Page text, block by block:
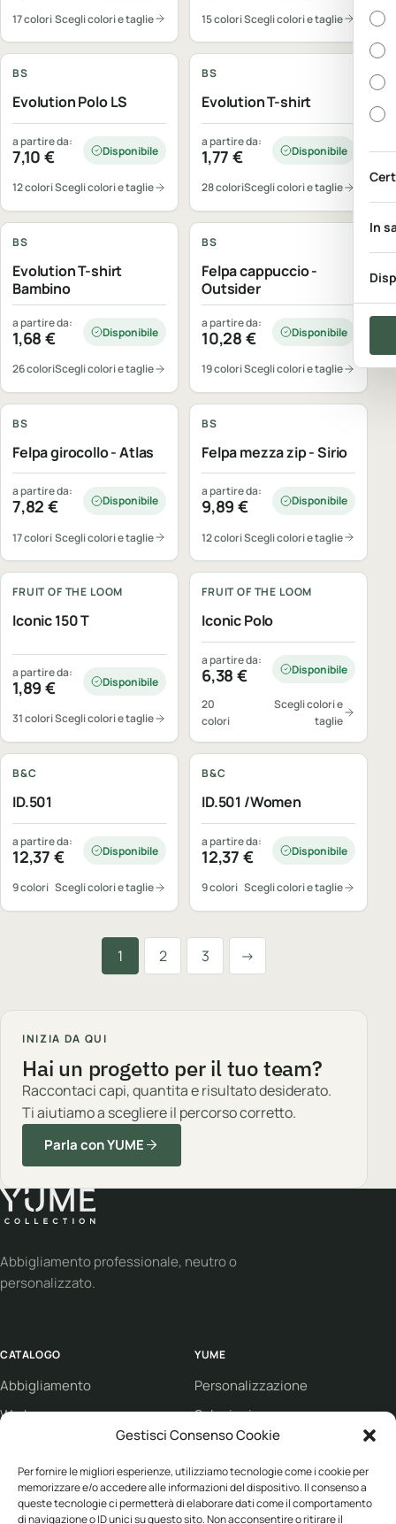
Gestisci Consenso Cookie
Per fornire le migliori esperienze, utilizziamo tecnologie come i cookie per
memorizzare e/o accedere alle informazioni del dispositivo. Il consenso a
queste tecnologie ci permetterà di elaborare dati come il comportamento
di navigazione o ID unici su questo sito. Non acconsentire o ritirare il
In
17 coloriScegli colori e taglie 15 coloriScegli colori e taglie
BS
Evolution Polo LS
a partire da:
7,10€ Disponibile
12 coloriScegli colori e taglie
BS
Evolution T-shirt
a partire da:
1,77€ Disponibile
28 coloriScegli colori e taglie
BS
Evolution T-shirt
Bambino
a partire da:
1,68€ Disponibile
26 coloriScegli colori e taglie
BS
Felpa cappuccio -
Outsider
a partire da:
10,28 € Disponibile
19 coloriScegli colori e taglie
BS
Felpa girocollo - Atlas
a partire da:
7,82€ Disponibile
17 coloriScegli colori e taglie
BS
Felpa mezza zip - Sirio
a partire da:
9,89€ Disponibile
12 coloriScegli colori e taglie
FRUIT OF THE LOOM
Iconic 150 T
a partire da:
1,89€ Disponibile
31 coloriScegli colori e taglie
FRUIT OF THE LOOM
Iconic Polo
a partire da:
6,38€ Disponibile
20
colori
Scegli colori e
taglie
B&C
ID.501
a partire da:
12,37 € Disponibile
9 colori Scegli colori e taglie
B&C
ID.501 /Women
a partire da:
12,37 € Disponibile
9 colori Scegli colori e taglie
1 2 3 →
Successiva
INIZIA DA QUI
Hai un progetto per il tuo team?
Raccontaci capi, quantita e risultato desiderato.
Ti aiutiamo a scegliere il percorso corretto.
Parla con YUME
Abbigliamento professionale, neutro o
personalizzato.
CATALOGO
Abbigliamento
Workwear
Eco collection
Brand
YUME
Personalizzazione
Soluzioni
Supporto
Condizioni di vendita